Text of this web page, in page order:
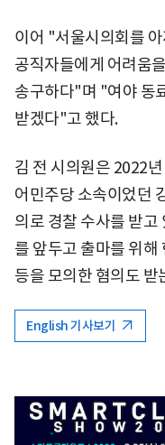
이어 "서울시의회를
공직자들에게 어려움
송구하다"며 "여야 동
받겠다"고 했다.
김 전 시의원은 2022
어민주당 소속이었던
의로 경찰 수사를 받고
를 앞두고 출마를 위해
등을 모의한 혐의도 받
English 기사보기